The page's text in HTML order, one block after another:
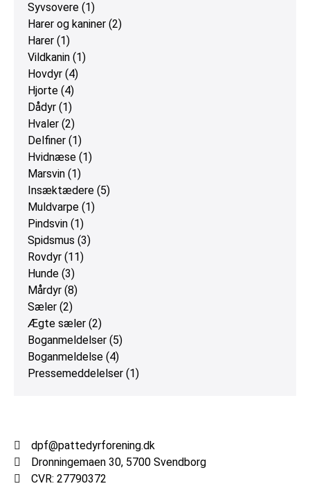
Syvsovere (1)
Harer og kaniner (2)
Harer (1)
Vildkanin (1)
Hovdyr (4)
Hjorte (4)
Dådyr (1)
Hvaler (2)
Delfiner (1)
Hvidnæse (1)
Marsvin (1)
Insæktædere (5)
Muldvarpe (1)
Pindsvin (1)
Spidsmus (3)
Rovdyr (11)
Hunde (3)
Mårdyr (8)
Sæler (2)
Ægte sæler (2)
Boganmeldelser (5)
Boganmeldelse (4)
Pressemeddelelser (1)
dpf@pattedyrforening.dk
Dronningemaen 30, 5700 Svendborg
CVR: 27790372